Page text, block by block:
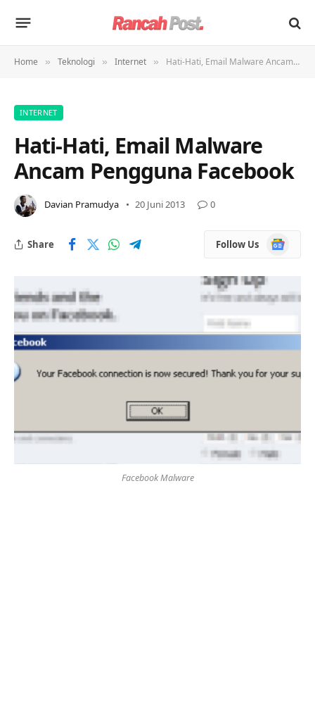
Home » Teknologi » Internet » Hati-Hati, Email Malware Ancam Pengguna Facebook
INTERNET
Hati-Hati, Email Malware
Ancam Pengguna Facebook
Davian Pramudya 20 Juni 2013 0
Share Follow Us
Google
News
Facebook Malware